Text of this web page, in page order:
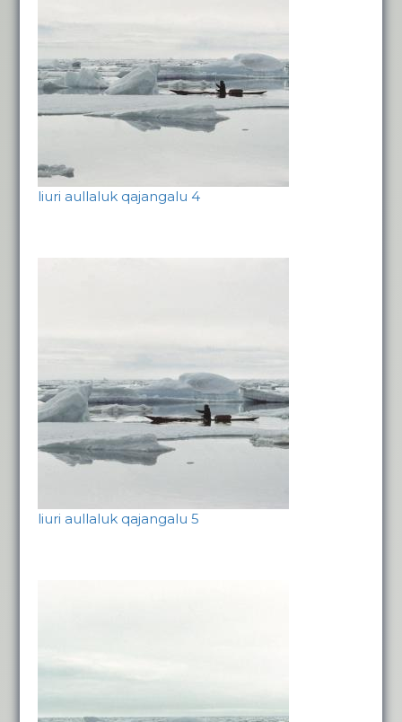
liuri aullaluk qajangalu 4
liuri aullaluk qajangalu 5